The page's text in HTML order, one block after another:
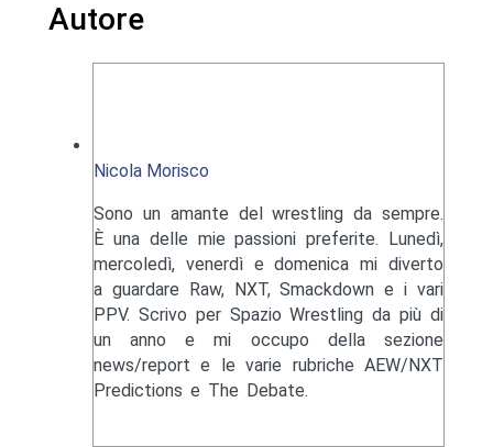
Autore
Nicola Morisco
Sono un amante del wrestling da sempre.
È una delle mie passioni preferite. Lunedì,
mercoledì, venerdì e domenica mi diverto
a guardare Raw, NXT, Smackdown e i vari
PPV. Scrivo per Spazio Wrestling da più di
un anno e mi occupo della sezione
news/report e le varie rubriche AEW/NXT
Predictions e The Debate.